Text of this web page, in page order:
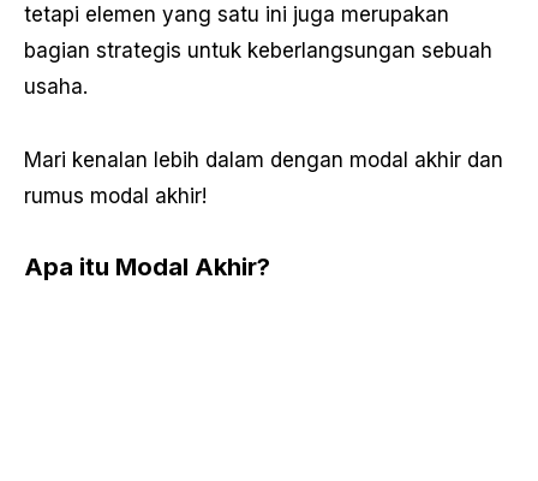
tetapi elemen yang satu ini juga merupakan
bagian strategis untuk keberlangsungan sebuah
usaha.
Mari kenalan lebih dalam dengan modal akhir dan
rumus modal akhir!
Apa itu Modal Akhir?